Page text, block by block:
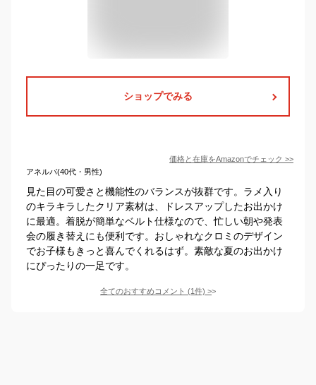
ショップでみる
価格と在庫をAmazonでチェック >>
アネルバ(40代・男性)
見た目の可愛さと機能性のバランスが抜群です。ラメ入り
のキラキラしたクリア素材は、ドレスアップしたお出かけ
に最適。着脱が簡単なベルト仕様なので、忙しい朝や発表
会の履き替えにも便利です。おしゃれなクロミのデザイン
でお子様もきっと喜んでくれるはず。素敵な夏のお出かけ
にぴったりの一足です。
全てのおすすめコメント (1件) >